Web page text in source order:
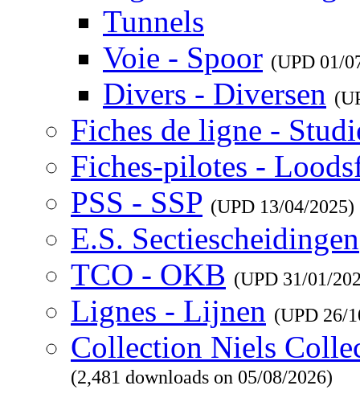
Tunnels
Voie - Spoor (UPD 01/
Divers - Diversen
Fiches de ligne -
Fiches-pilotes -
PSS - SSP (UPD 13/04/2025)
E.S. Sectiescheidingen
TCO - OKB (UPD 31/01/
Lignes - Lijnen (UPD 26/
Collection Niels
(2,481 downloads on 05/08/2026)